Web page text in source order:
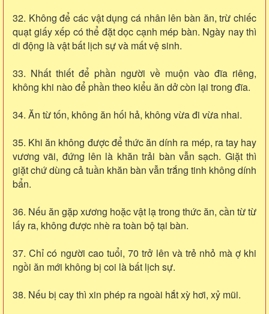
32. Không để các vật dụng cá nhân lên bàn ăn, trừ chiếc
quạt giấy xếp có thể đặt dọc cạnh mép bàn. Ngày nay thì
di động là vật bất lịch sự và mất vệ sinh.
33. Nhất thiết để phần người về muộn vào đĩa riêng,
không khi nào để phần theo kiểu ăn dở còn lại trong đĩa.
34. Ăn từ tốn, không ăn hối hả, không vừa đi vừa nhai.
35. Khi ăn không được để thức ăn dính ra mép, ra tay hay
vương vãi, đứng lên là khăn trải bàn vẫn sạch. Giặt thì
giặt chứ dùng cả tuần khăn bàn vẫn trắng tinh không dính
bẩn.
36. Nếu ăn gặp xương hoặc vật lạ trong thức ăn, cần từ từ
lấy ra, không được nhè ra toàn bộ tại bàn.
37. Chỉ có người cao tuổi, 70 trở lên và trẻ nhỏ mà ợ khi
ngồi ăn mới không bị coi là bất lịch sự.
38. Nếu bị cay thì xin phép ra ngoài hắt xỳ hơi, xỷ mũi.